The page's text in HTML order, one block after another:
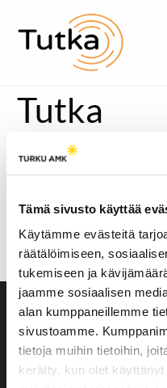
Tämä sivusto käyttää
Käytämme evästeitä
räätälöimiseen,
tukemiseen ja
jaamme sosiaalisen
alan kumppaneillemme
sivustoamme.
tietoja muihin tietoihin,
kerätty, kun olet
Tutka
Massi Akbari, 23, löysi
lääkintävahtimestariksi
lääkintävahtimestarit
sairaanhoitajan työstä?
Akbari kertoo polustaan
tuntematon.
Saavutettavuusseloste
Evästeasetukset